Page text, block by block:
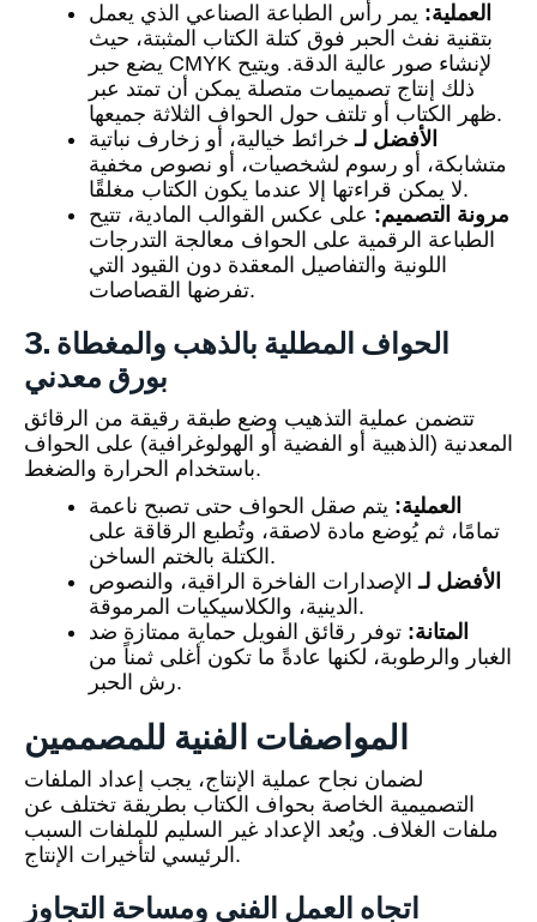
العملية: يمر رأس الطباعة الصناعي الذي يعمل
بتقنية نفث الحبر فوق كتلة الكتاب المثبتة، حيث
يضع حبر CMYK لإنشاء صور عالية الدقة. ويتيح
ذلك إنتاج تصميمات متصلة يمكن أن تمتد عبر
ظهر الكتاب أو تلتف حول الحواف الثلاثة جميعها.
الأفضل لـخرائط خيالية، أو زخارف نباتية
متشابكة، أو رسوم لشخصيات، أو نصوص مخفية
لا يمكن قراءتها إلا عندما يكون الكتاب مغلقًا.
مرونة التصميم: على عكس القوالب المادية، تتيح
الطباعة الرقمية على الحواف معالجة التدرجات
اللونية والتفاصيل المعقدة دون القيود التي
تفرضها القصاصات.
3. الحواف المطلية بالذهب والمغطاة
بورق معدني
تتضمن عملية التذهيب وضع طبقة رقيقة من الرقائق
المعدنية (الذهبية أو الفضية أو الهولوغرافية) على الحواف
باستخدام الحرارة والضغط.
العملية: يتم صقل الحواف حتى تصبح ناعمة
تمامًا، ثم يُوضع مادة لاصقة، وتُطبع الرقاقة على
الكتلة بالختم الساخن.
الأفضل لـالإصدارات الفاخرة الراقية، والنصوص
الدينية، والكلاسيكيات المرموقة.
المتانة: توفر رقائق الفويل حماية ممتازة ضد
الغبار والرطوبة، لكنها عادةً ما تكون أغلى ثمناً من
رش الحبر.
المواصفات الفنية للمصممين
لضمان نجاح عملية الإنتاج، يجب إعداد الملفات
التصميمية الخاصة بحواف الكتاب بطريقة تختلف عن
ملفات الغلاف. ويُعد الإعداد غير السليم للملفات السبب
الرئيسي لتأخيرات الإنتاج.
اتجاه العمل الفني ومساحة التجاوز